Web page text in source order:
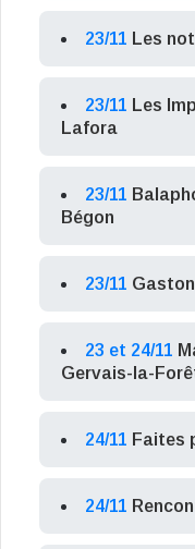
23/11 Les
23/11 Les
Lafora
23/11
Bégon
23/11 Gaston
23 et 24/11
Gervais-la-
24/11 Faites
24/11